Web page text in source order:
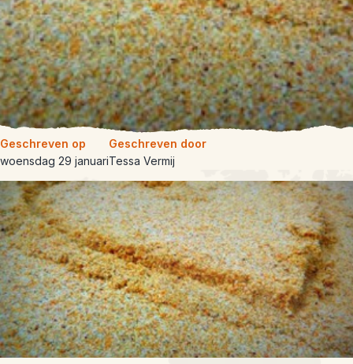
Geschreven op
woensdag 29 januari
Geschreven door
Tessa Vermij